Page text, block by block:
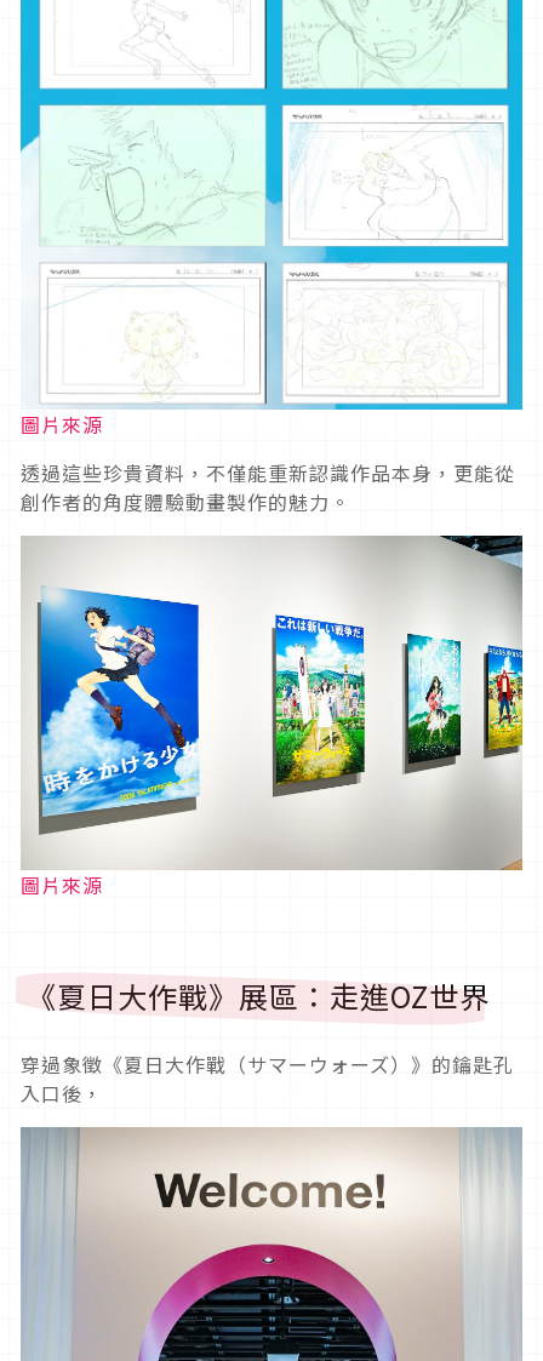
圖片來源
透過這些珍貴資料，不僅能重新認識作品本身，更能從
創作者的角度體驗動畫製作的魅力。
圖片來源
《夏日大作戰》展區：走進OZ世界
穿過象徵《夏日大作戰（サマーウォーズ）》的鑰匙孔
入口後，